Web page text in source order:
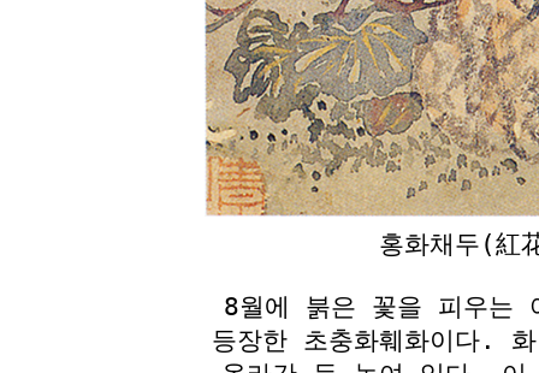
홍화채두(
8월에 붉은 꽃을 피우는
등장한 초충화훼화이다.